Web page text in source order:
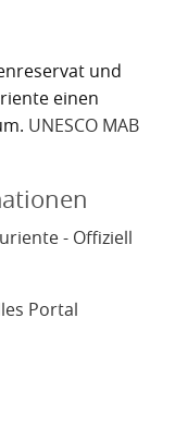
von Güímar
und
einen
UNESCO MAB
- Offiziell
Portal